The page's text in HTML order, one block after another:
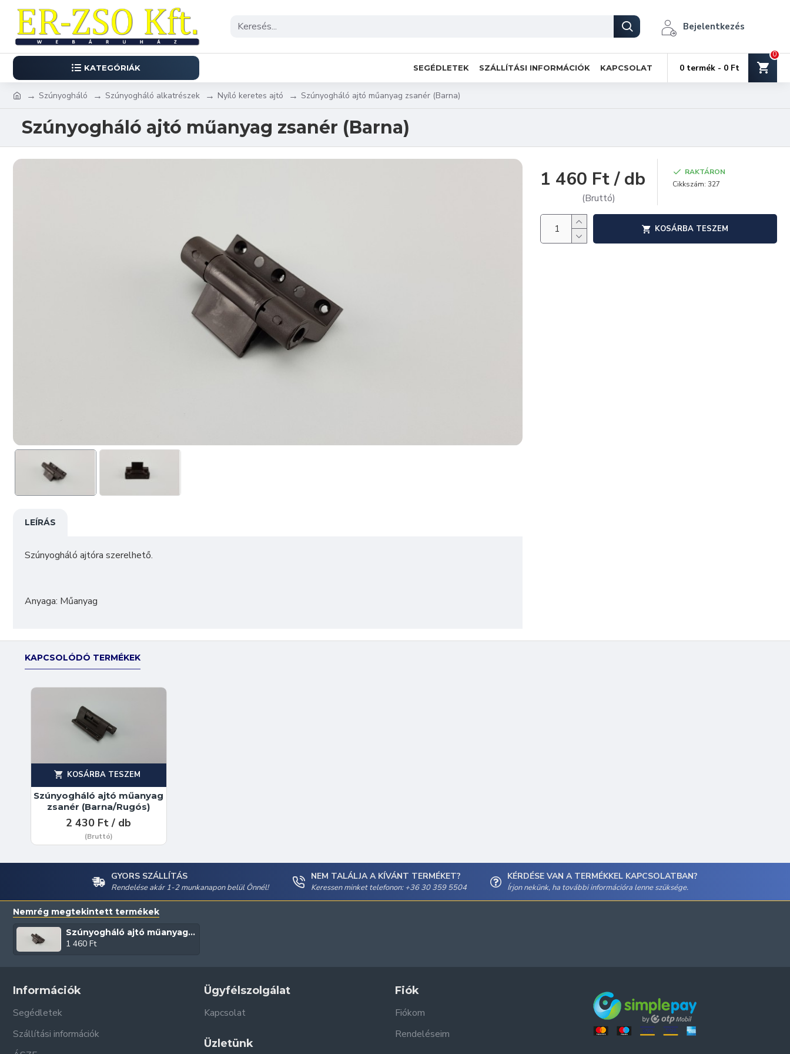
Bejelentkezés
KATEGÓRIÁK SEGÉDLETEK SZÁLLÍTÁSI INFORMÁCIÓK KAPCSOLAT 0 termék - 0 Ft
0
Szúnyogháló Szúnyogháló alkatrészek Nyíló keretes ajtó Szúnyogháló ajtó műanyag zsanér (Barna)
Szúnyogháló ajtó műanyag zsanér (Barna)
LEÍRÁS
Szúnyogháló ajtóra szerelhető.
Anyaga: Műanyag
1 460 Ft / db
(Bruttó)
RAKTÁRON
Cikkszám: 327
KOSÁRBA TESZEM
KAPCSOLÓDÓ TERMÉKEK
Szúnyogháló ajtó műanyag
zsanér (Barna/Rugós)
2 430 Ft / db
(Bruttó)
KOSÁRBA TESZEM
GYORS SZÁLLÍTÁS
Rendelése akár 1-2 munkanapon belül Önnél!
NEM TALÁLJA A KÍVÁNT TERMÉKET?
Keressen minket telefonon: +36 30 359 5504
KÉRDÉSE VAN A TERMÉKKEL KAPCSOLATBAN?
Írjon nekünk, ha további információra lenne szüksége.
Nemrég megtekintett termékek
Szúnyogháló ajtó műanyag zsanér (Barna)
1 460 Ft
Információk
Segédletek
Szállítási információk
Ügyfélszolgálat
Kapcsolat
Üzletünk
Fiók
Fiókom
Rendeléseim